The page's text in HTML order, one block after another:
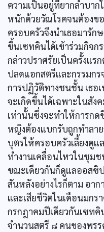
ความเป็นอยู่ที่ยากลำบา
หนักด้วยวัณโรคจนต้องข
ครอบครัวจึงนำเธอมารัก
ขึ้นเซทคินได้เข้าร่วมกิจ
กล่าวปราศรัยเป็นครั้งแร
ปลดแอกสตรีและกรรมก
การปฏิวัติทางชนชั้น เธอ
จะเกิดขึ้นได้เฉพาะในสั
เท่านั้นซึ่งจะทำให้การก
หญิงต้องแบกรับถูกทำลา
บุตรให้ครอบครัวเลี้ยงดูแ
ทำงานเคลื่อนไหวในชุม
ขณะเดียวกันก็ดูแลออสซิ
สันหลังอย่างไรก็ตาม อา
และเสียชีวิตในเดือนมก
กรกฎาคมปีเดียวกันเซท
จำนวนสตรี ๘ คนของพร